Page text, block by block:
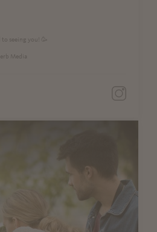
seeing you! 🥳
Media